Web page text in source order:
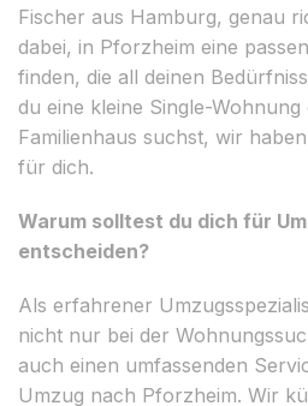
Fischer aus Hamburg, genau
dabei, in Pforzheim eine
finden, die all deinen
du eine kleine Single-
Familienhaus suchst, wir
für dich.
Warum solltest du dich für
entscheiden?
Als erfahrener
nicht nur bei der
auch einen umfassenden
Umzug nach Pforzheim. Wir